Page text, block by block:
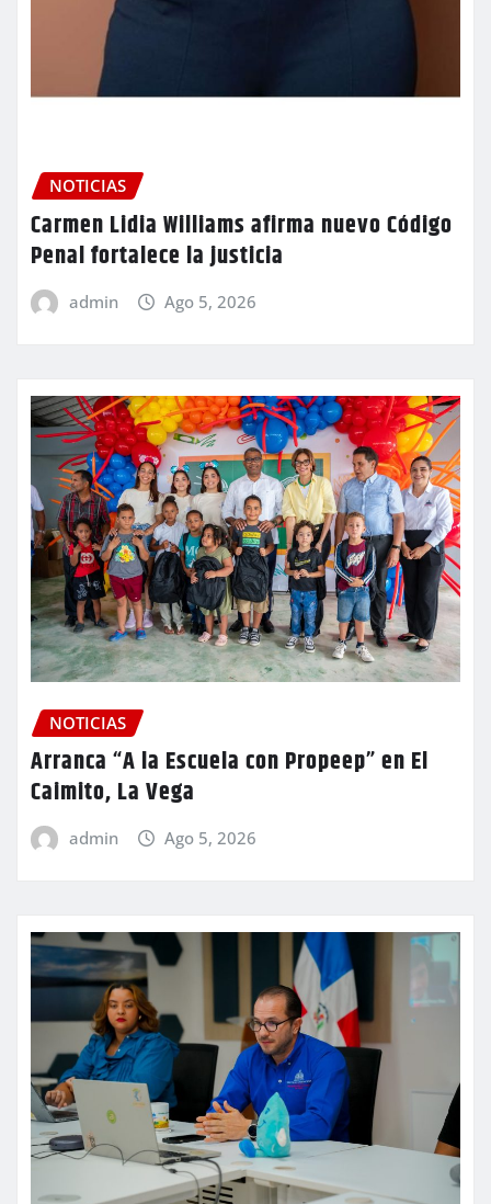
NOTICIAS
Carmen Lidia Williams afirma nuevo Código
Penal fortalece la justicia
admin Ago 5, 2026
NOTICIAS
Arranca “A la Escuela con Propeep” en El
Caimito, La Vega
admin Ago 5, 2026